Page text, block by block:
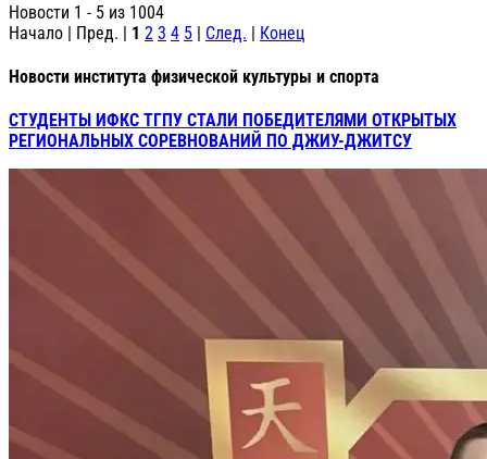
Новости 1 - 5 из 1004
Начало | Пред. | 1 2 3 4 5 | След. | Конец
Новости института физической культуры и спорта
СТУДЕНТЫ ИФКС ТГПУ СТАЛИ ПОБЕДИТЕЛЯМИ ОТКРЫТЫХ
РЕГИОНАЛЬНЫХ СОРЕВНОВАНИЙ ПО ДЖИУ-ДЖИТСУ